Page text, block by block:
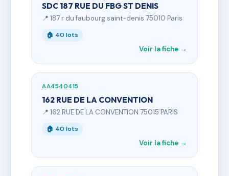
SDC 187 RUE DU FBG ST DENIS
📍 187 r du faubourg saint-denis 75010 Paris
🏠 40 lots
Voir la fiche →
AA4540415
162 RUE DE LA CONVENTION
📍 162 RUE DE LA CONVENTION 75015 PARIS
🏠 40 lots
Voir la fiche →